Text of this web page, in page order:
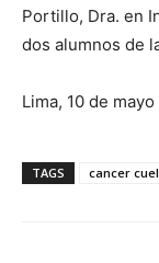
Portillo, Dra. en
dos alumnos de
Lima, 10 de mayo
TAGS cancer